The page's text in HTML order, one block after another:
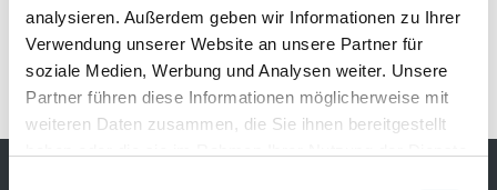
analysieren. Außerdem geben wir Informationen zu Ihrer
Verwendung unserer Website an unsere Partner für
soziale Medien, Werbung und Analysen weiter. Unsere
Partner führen diese Informationen möglicherweise mit
weiteren Daten zusammen, die Sie ihnen bereitgestellt
SK1000 300 ml EC1 NEU
8001-003356